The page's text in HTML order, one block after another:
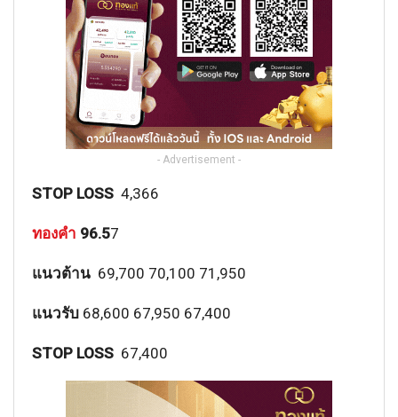
- Advertisement -
STOP LOSS 4,366
ทองคำ 96.57
แนวต้าน 69,700 70,100 71,950
แนวรับ 68,600 67,950 67,400
STOP LOSS 67,400